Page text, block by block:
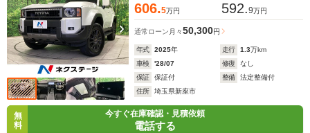
606.5万円 592.9万円
通常ローン 月々50,300円
年式 2025年 走行 1.3万km
車検
'28/07 修復
なし
保証
保証付 整備
法定整備付
住所
埼玉県新座市
無
料
今すぐ在庫確認・見積依頼
電話する